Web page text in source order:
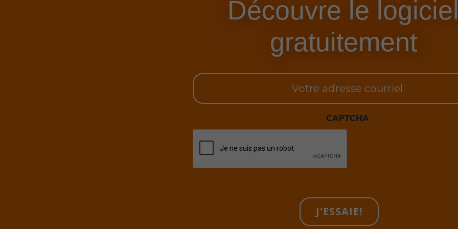
Découvre le
gratuitement
Votre
adresse
CAPTCHA